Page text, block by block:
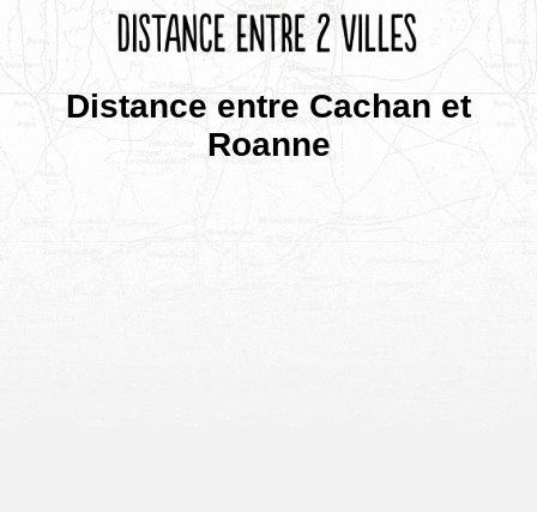
Distance entre Cachan et
Roanne